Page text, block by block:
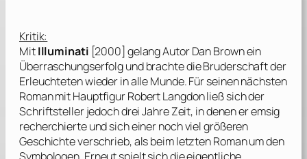
Kritik:
MitIlluminati [2000] gelang AutorDan Brownein
Überraschungserfolg und brachte die Bruderschaft der
Erleuchteten wieder in alle Munde. Für seinen nächsten
Roman mit Hauptfigur Robert Langdon ließ sich der
Schriftsteller jedoch drei Jahre Zeit, in denen er emsig
recherchierte und sich einer noch viel größeren
Geschichte verschrieb, als beim letzten Roman um den